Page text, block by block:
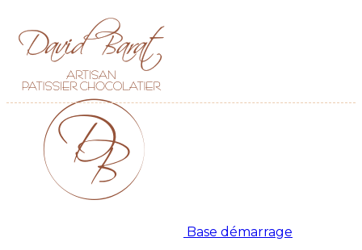
Base démarrage